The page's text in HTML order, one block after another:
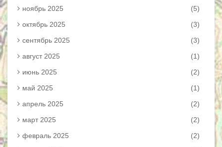
ноябрь 2025
(5)
октябрь 2025
(3)
сентябрь 2025
(3)
август 2025
(1)
июнь 2025
(2)
май 2025
(1)
апрель 2025
(2)
март 2025
(2)
февраль 2025
(2)